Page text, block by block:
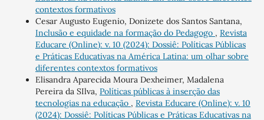
contextos formativos
Cesar Augusto Eugenio, Donizete dos Santos Santana,
Inclusão e equidade na formação do Pedagogo , Revista
Educare (Online): v. 10 (2024): Dossiê: Políticas Públicas
e Práticas Educativas na América Latina: um olhar sobre
diferentes contextos formativos
Elisandra Aparecida Moura Dexheimer, Madalena
Pereira da SIlva, Políticas públicas à inserção das
tecnologias na educação , Revista Educare (Online): v. 10
(2024): Dossiê: Políticas Públicas e Práticas Educativas na